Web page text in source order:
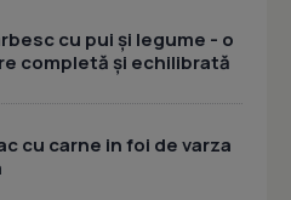
cu pui și legume - o
completă și echilibrată
cu carne in foi de varza